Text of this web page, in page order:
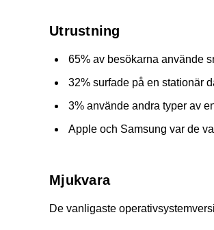
Utrustning
65% av besökarna använde
32% surfade på en stationär
3% använde andra typer av
Apple och Samsung var de
Mjukvara
De vanligaste